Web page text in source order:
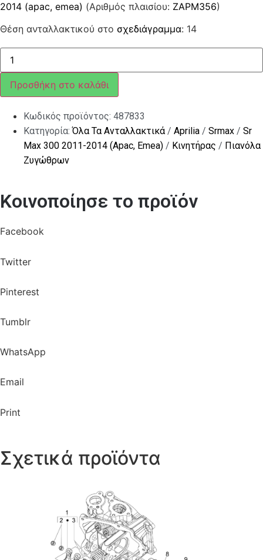
2014 (apac, emea) (Αριθμός πλαισίου: ZAPM356)
Θέση ανταλλακτικού στο σχεδιάγραμμα: 14
Τσιμούχα
ποσότητα
Προσθήκη στο καλάθι
Κωδικός προϊόντος: 487833
Κατηγορία:Όλα Τα Ανταλλακτικά/ Aprilia / Srmax / Sr
Max 300 2011-2014 (Apac, Emea) / Κινητήρας / Πιανόλα
Ζυγώθρων
Κοινοποίησε το προϊόν
Facebook
Twitter
Pinterest
Tumblr
WhatsApp
Email
Print
Σχετικά προϊόντα